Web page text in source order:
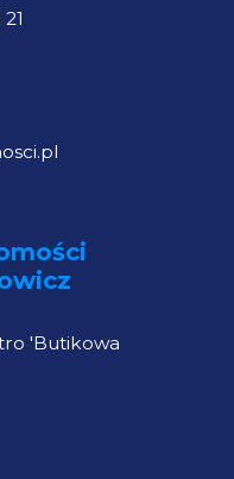
'Butikowa